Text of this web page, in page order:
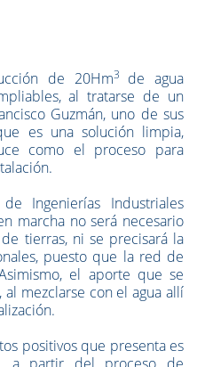
de 20Hm3 de agua
al tratarse de un
Guzmán, uno de sus
es una solución limpia,
como el proceso para
Ingenierías Industriales
marcha no será necesario
tierras, ni se precisará la
puesto que la red de
el aporte que se
mezclarse con el agua allí
positivos que presenta es